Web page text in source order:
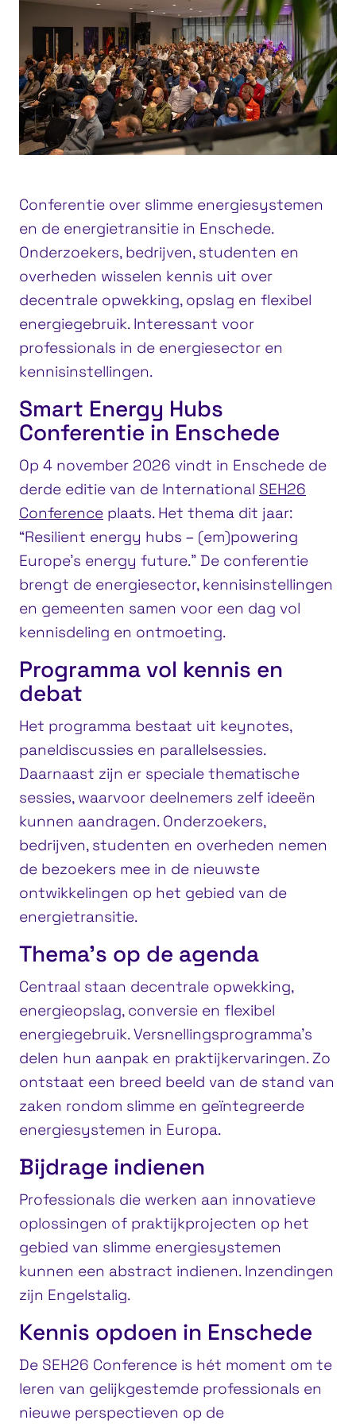
Conferentie over slimme energiesystemen
en de energietransitie in Enschede.
Onderzoekers, bedrijven, studenten en
overheden wisselen kennis uit over
decentrale opwekking, opslag en flexibel
energiegebruik. Interessant voor
professionals in de energiesector en
kennisinstellingen.
Smart Energy Hubs
Conferentie in Enschede
Op 4 november 2026 vindt in Enschede de
derde editie van de International SEH26
Conference plaats. Het thema dit jaar:
“Resilient energy hubs – (em)powering
Europe’s energy future.” De conferentie
brengt de energiesector, kennisinstellingen
en gemeenten samen voor een dag vol
kennisdeling en ontmoeting.
Programma vol kennis en
debat
Het programma bestaat uit keynotes,
paneldiscussies en parallelsessies.
Daarnaast zijn er speciale thematische
sessies, waarvoor deelnemers zelf ideeën
kunnen aandragen. Onderzoekers,
bedrijven, studenten en overheden nemen
de bezoekers mee in de nieuwste
ontwikkelingen op het gebied van de
energietransitie.
Thema’s op de agenda
Centraal staan decentrale opwekking,
energieopslag, conversie en flexibel
energiegebruik. Versnellingsprogramma’s
delen hun aanpak en praktijkervaringen. Zo
ontstaat een breed beeld van de stand van
zaken rondom slimme en geïntegreerde
energiesystemen in Europa.
Bijdrage indienen
Professionals die werken aan innovatieve
oplossingen of praktijkprojecten op het
gebied van slimme energiesystemen
kunnen een abstract indienen. Inzendingen
zijn Engelstalig.
Kennis opdoen in Enschede
De SEH26 Conference is hét moment om te
leren van gelijkgestemde professionals en
nieuwe perspectieven op de